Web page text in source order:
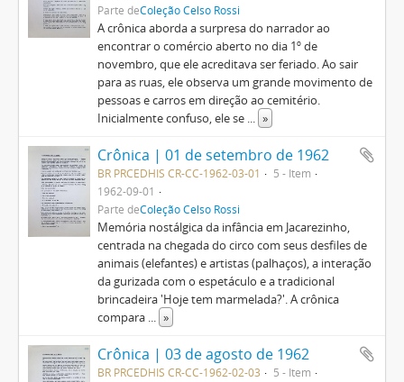
Parte deColeção Celso Rossi
A crônica aborda a surpresa do narrador ao
encontrar o comércio aberto no dia 1º de
novembro, que ele acreditava ser feriado. Ao sair
para as ruas, ele observa um grande movimento de
pessoas e carros em direção ao cemitério.
Inicialmente confuso, ele se ... »
Crônica | 01 de setembro de 1962
BR PRCEDHIS CR-CC-1962-03-01
5 - Item
1962-09-01
Parte deColeção Celso Rossi
Memória nostálgica da infância em Jacarezinho,
centrada na chegada do circo com seus desfiles de
animais (elefantes) e artistas (palhaços), a interação
da gurizada com o espetáculo e a tradicional
brincadeira 'Hoje tem marmelada?'. A crônica
compara ... »
Crônica | 03 de agosto de 1962
BR PRCEDHIS CR-CC-1962-02-03
5 - Item